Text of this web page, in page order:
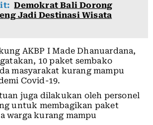
Demokrat Bali Dorong
Jadi Destinasi Wisata
AKBP I Made Dhanuardana,
10 paket sembako
masyarakat kurang mampu
Covid-19.
juga dilakukan oleh personel
untuk membagikan paket
warga kurang mampu